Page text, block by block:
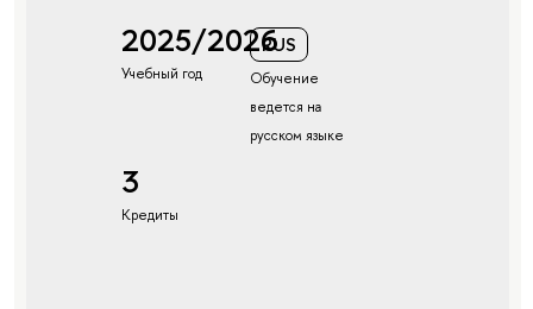
2025/2026
Учебный год
RUS
Обучение
ведется на
русском языке
3
Кредиты